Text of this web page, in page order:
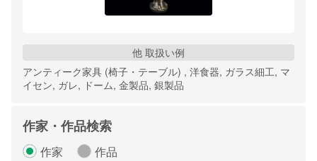
他 取扱い例
アンティーク家具 (椅子・テーブル) , 洋食器, ガラス細工, マ
イセン, ガレ, ドーム, 金製品, 銀製品
作家・作品検索
作家 作品